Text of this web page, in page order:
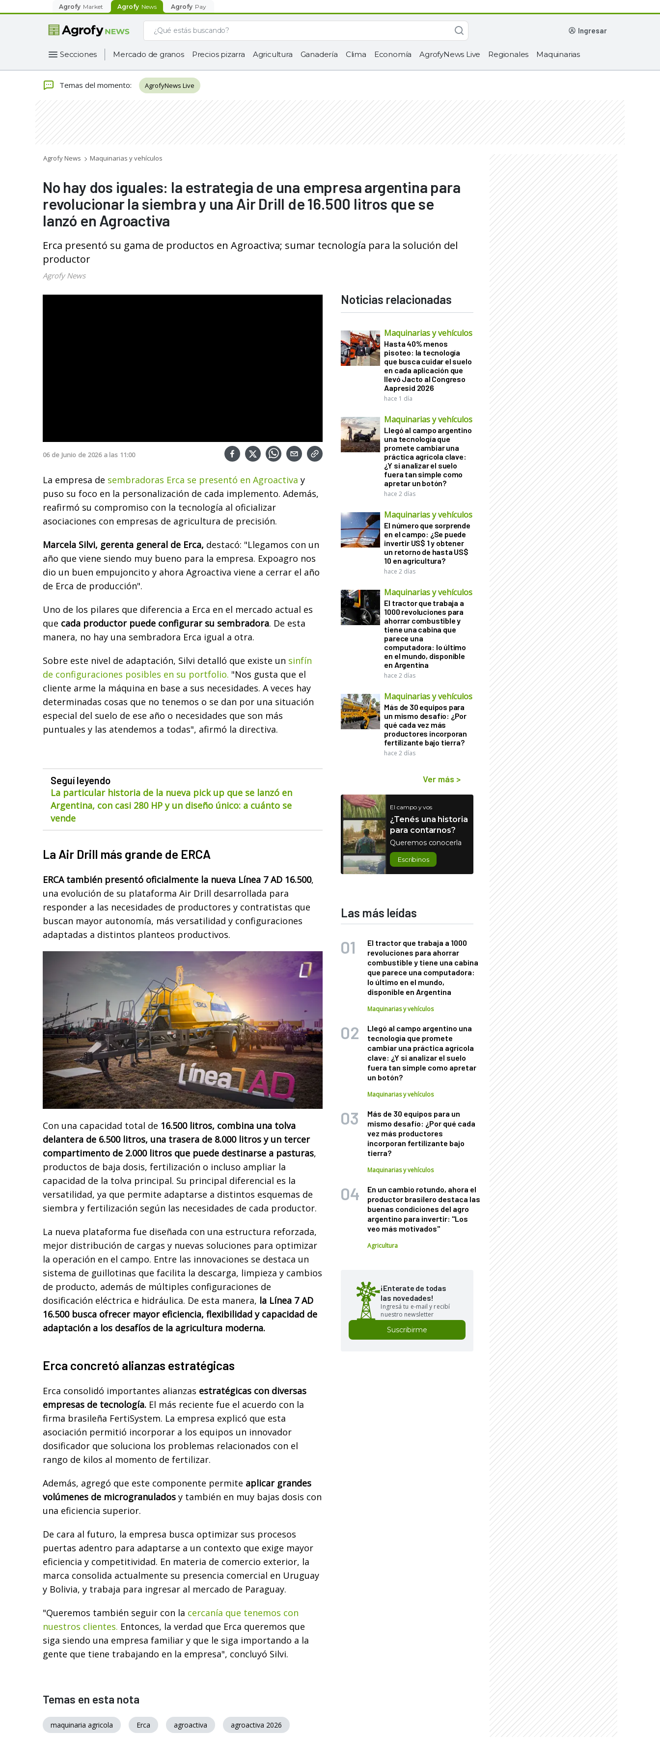
Agrofy Market Agrofy News Agrofy Pay
ingresar
Secciones Mercado de granos Precios pizarra Agricultura Ganadería Clima Economía AgrofyNews Live Regionales Maquinarias
Temas del momento: AgrofyNews Live
Agrofy News Maquinarias y vehículos
No hay dos iguales: la estrategia de una empresa argentina para
revolucionar la siembra y una Air Drill de 16.500 litros que se
lanzó en Agroactiva
Erca presentó su gama de productos en Agroactiva; sumar tecnología para la solución del
productor
Agrofy News
06 de Junio de 2026 a las 11:00
La empresa de sembradoras Erca se presentó en Agroactiva y
puso su foco en la personalización de cada implemento. Además,
reafirmó su compromiso con la tecnología al oficializar
asociaciones con empresas de agricultura de precisión.
Marcela Silvi, gerenta general de Erca, destacó: "Llegamos con un
año que viene siendo muy bueno para la empresa. Expoagro nos
dio un buen empujoncito y ahora Agroactiva viene a cerrar el año
de Erca de producción".
Uno de los pilares que diferencia a Erca en el mercado actual es
que cada productor puede configurar su sembradora. De esta
manera, no hay una sembradora Erca igual a otra.
Sobre este nivel de adaptación, Silvi detalló que existe un sinfín
de configuraciones posibles en su portfolio. "Nos gusta que el
cliente arme la máquina en base a sus necesidades. A veces hay
determinadas cosas que no tenemos o se dan por una situación
especial del suelo de ese año o necesidades que son más
puntuales y las atendemos a todas", afirmó la directiva.
Seguí leyendo
La particular historia de la nueva pick up que se lanzó en
Argentina, con casi 280 HP y un diseño único: a cuánto se
vende
La Air Drill más grande de ERCA
ERCA también presentó oficialmente la nueva Línea 7 AD 16.500,
una evolución de su plataforma Air Drill desarrollada para
responder a las necesidades de productores y contratistas que
buscan mayor autonomía, más versatilidad y configuraciones
adaptadas a distintos planteos productivos.
Con una capacidad total de 16.500 litros, combina una tolva
delantera de 6.500 litros, una trasera de 8.000 litros y un tercer
compartimento de 2.000 litros que puede destinarse a pasturas,
productos de baja dosis, fertilización o incluso ampliar la
capacidad de la tolva principal. Su principal diferencial es la
versatilidad, ya que permite adaptarse a distintos esquemas de
siembra y fertilización según las necesidades de cada productor.
La nueva plataforma fue diseñada con una estructura reforzada,
mejor distribución de cargas y nuevas soluciones para optimizar
la operación en el campo. Entre las innovaciones se destaca un
sistema de guillotinas que facilita la descarga, limpieza y cambios
de producto, además de múltiples configuraciones de
dosificación eléctrica e hidráulica. De esta manera, la Línea 7 AD
16.500 busca ofrecer mayor eficiencia, flexibilidad y capacidad de
adaptación a los desafíos de la agricultura moderna.
Erca concretó alianzas estratégicas
Erca consolidó importantes alianzas estratégicas con diversas
empresas de tecnología. El más reciente fue el acuerdo con la
firma brasileña FertiSystem. La empresa explicó que esta
asociación permitió incorporar a los equipos un innovador
dosificador que soluciona los problemas relacionados con el
rango de kilos al momento de fertilizar.
Además, agregó que este componente permite aplicar grandes
volúmenes de microgranulados y también en muy bajas dosis con
una eficiencia superior.
De cara al futuro, la empresa busca optimizar sus procesos
puertas adentro para adaptarse a un contexto que exige mayor
eficiencia y competitividad. En materia de comercio exterior, la
marca consolida actualmente su presencia comercial en Uruguay
y Bolivia, y trabaja para ingresar al mercado de Paraguay.
"Queremos también seguir con la cercanía que tenemos con
nuestros clientes. Entonces, la verdad que Erca queremos que
siga siendo una empresa familiar y que le siga importando a la
gente que tiene trabajando en la empresa", concluyó Silvi.
Noticias relacionadas
Maquinarias y vehículos
Hasta 40% menos
pisoteo: la tecnología
que busca cuidar el suelo
en cada aplicación que
llevó Jacto al Congreso
Aapresid 2026
hace 1 día
Maquinarias y vehículos
Llegó al campo argentino
una tecnología que
promete cambiar una
práctica agrícola clave:
¿Y si analizar el suelo
fuera tan simple como
apretar un botón?
hace 2 días
Maquinarias y vehículos
El número que sorprende
en el campo: ¿Se puede
invertir US$ 1 y obtener
un retorno de hasta US$
10 en agricultura?
hace 2 días
Maquinarias y vehículos
El tractor que trabaja a
1000 revoluciones para
ahorrar combustible y
tiene una cabina que
parece una
computadora: lo último
en el mundo, disponible
en Argentina
hace 2 días
Maquinarias y vehículos
Más de 30 equipos para
un mismo desafío: ¿Por
qué cada vez más
productores incorporan
fertilizante bajo tierra?
hace 2 días
Ver más >
El campo y vos
¿Tenés una historia
para contarnos?
Queremos conocerla
Escribinos
Las más leídas
El tractor que trabaja a 1000
revoluciones para ahorrar
combustible y tiene una cabina
que parece una computadora:
lo último en el mundo,
disponible en Argentina
Maquinarias y vehículos
Llegó al campo argentino una
tecnología que promete
cambiar una práctica agrícola
clave: ¿Y si analizar el suelo
fuera tan simple como apretar
un botón?
Maquinarias y vehículos
Más de 30 equipos para un
mismo desafío: ¿Por qué cada
vez más productores
incorporan fertilizante bajo
tierra?
Maquinarias y vehículos
En un cambio rotundo, ahora el
productor brasilero destaca las
buenas condiciones del agro
argentino para invertir: "Los
veo más motivados"
Agricultura
¡Enterate de todas
las novedades!
Ingresá tu e-mail y recibí
nuestro newsletter
Suscribirme
Temas en esta nota
maquinaria agricola Erca agroactiva agroactiva 2026